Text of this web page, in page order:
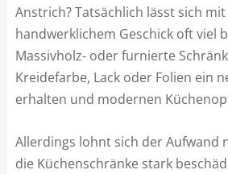
Anstrich? Tatsächlich lässt sich
handwerklichem Geschick oft viel
Massivholz- oder furnierte
Kreidefarbe, Lack oder Folien ein
erhalten und modernen
Allerdings lohnt sich der Aufwand
die Küchenschränke stark